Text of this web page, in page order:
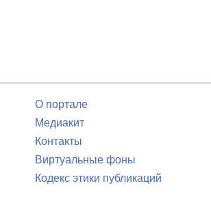
О портале
Медиакит
Контакты
Виртуальные фоны
Кодекс этики публикаций